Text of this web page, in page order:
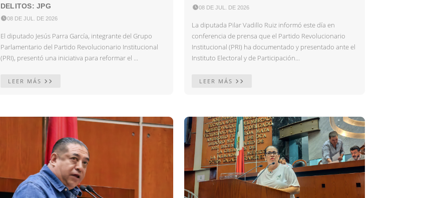
DELITOS: JPG
08 DE JUL. DE 2026
El diputado Jesús Parra García, integrante del Grupo
Parlamentario del Partido Revolucionario Institucional
(PRI), presentó una iniciativa para reformar el ...
LEER MÁS
08 DE JUL. DE 2026
La diputada Pilar Vadillo Ruiz informó este día en
conferencia de prensa que el Partido Revolucionario
Institucional (PRI) ha documentado y presentado ante el
Instituto Electoral y de Participación...
LEER MÁS